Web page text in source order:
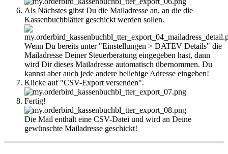
Als Nächstes gibst Du die Mailadresse an, an die die
Kassenbuchblätter geschickt werden sollen.
Wenn Du bereits unter "Einstellungen > DATEV Details" die
Mailadresse Deiner Steuerberatung eingegeben hast, dann
wird Dir dieses Mailadresse automatisch übernommen. Du
kannst aber auch jede andere beliebige Adresse eingeben!
Klicke auf "CSV-Export versenden".
Fertig!
Die Mail enthält eine CSV-Datei und wird an Deine
gewünschte Mailadresse geschickt!